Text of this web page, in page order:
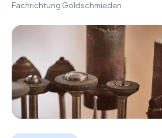
Fachrichtung Goldschmieden